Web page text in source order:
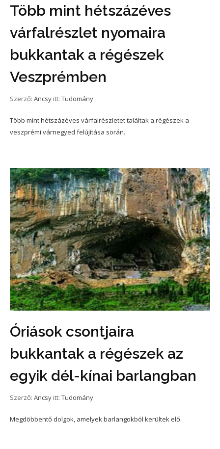
Több mint hétszázéves
várfalrészlet nyomaira
bukkantak a régészek
Veszprémben
Szerző: Ancsy itt: Tudomány
Több mint hétszázéves várfalrészletet találtak a régészek a
veszprémi várnegyed felújítása során.
Óriások csontjaira
bukkantak a régészek az
egyik dél-kínai barlangban
Szerző: Ancsy itt: Tudomány
Megdöbbentő dolgok, amelyek barlangokból kerültek elő.